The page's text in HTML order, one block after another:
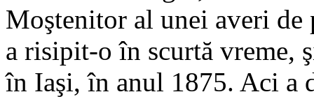
Moştenitor al unei averi
a risipit-o în scurtă vreme,
în Iaşi, în anul 1875. Aci a